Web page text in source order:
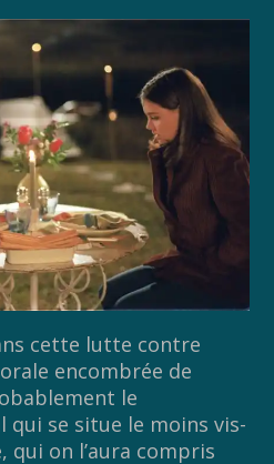
cette lutte contre
encombrée de
le
qui se situe le moins vis-
qui on l’aura compris